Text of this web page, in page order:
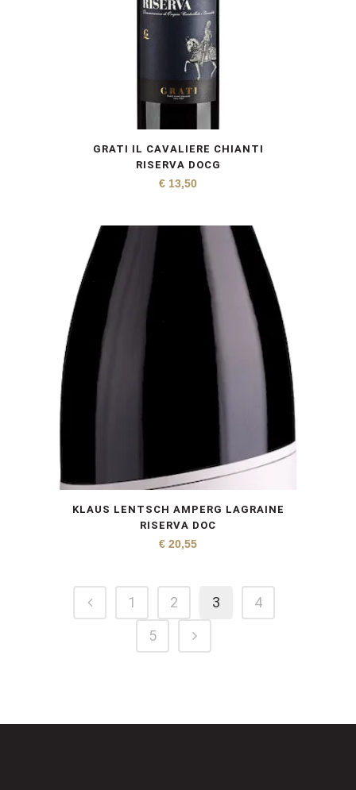
GRATI IL CAVALIERE CHIANTI
RISERVA DOCG
€ 13,50
KLAUS LENTSCH AMPERG LAGRAINE
RISERVA DOC
€ 20,55
1 2 3
4
5